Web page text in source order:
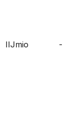
IIJmio -